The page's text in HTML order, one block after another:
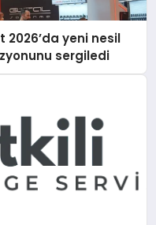
2026’da yeni nesil
sergiledi